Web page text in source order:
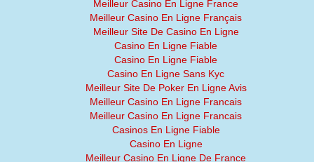
Meilleur Casino En Ligne France
Meilleur Casino En Ligne Français
Meilleur Site De Casino En Ligne
Casino En Ligne Fiable
Casino En Ligne Fiable
Casino En Ligne Sans Kyc
Meilleur Site De Poker En Ligne Avis
Meilleur Casino En Ligne Francais
Meilleur Casino En Ligne Francais
Casinos En Ligne Fiable
Casino En Ligne
Meilleur Casino En Ligne De France